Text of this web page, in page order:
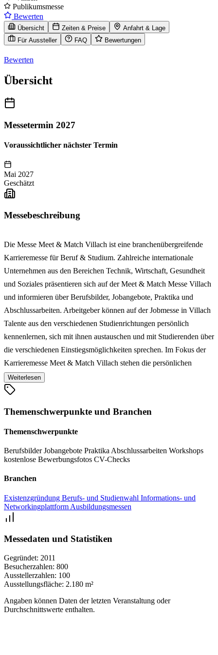
Publikumsmesse
Bewerten
Übersicht Zeiten & Preise
Anfahrt & Lage
Für Aussteller
FAQ Bewertungen
Bewerten
Übersicht
Messetermin 2027
Voraussichtlicher nächster Termin
Mai 2027
Geschätzt
Messebeschreibung
Die Messe Meet & Match Villach ist eine branchenübergreifende
Karrieremesse für Beruf & Studium. Zahlreiche internationale
Unternehmen aus den Bereichen Technik, Wirtschaft, Gesundheit
und Soziales präsentieren sich auf der Meet & Match Messe Villach
und informieren über Berufsbilder, Jobangebote, Praktika und
Abschlussarbeiten. Arbeitgeber können auf der Jobmesse in Villach
Talente aus den verschiedenen Studienrichtungen persönlich
kennenlernen, sich mit ihnen austauschen und mit Studierenden über
die verschiedenen Einstiegsmöglichkeiten sprechen. Im Fokus der
Karrieremesse Meet & Match Villach stehen die persönlichen
Gespräche an den Messeständen, Bewerbungsfoto-Shootings, CV
Checks und viele wertvolle Tipps und Informationen zu Beruf &
Weiterlesen
Themenschwerpunkte und Branchen
Themenschwerpunkte
BerufsbilderJobangebote Praktika Abschlussarbeiten Workshops
kostenlose Bewerbungsfotos CV-Checks
Branchen
Existenzgründung Berufs- und Studienwahl Informations- und
Networkingplattform Ausbildungsmessen
Messedaten und Statistiken
Gegründet: 2011
Besucherzahlen: 800
Ausstellerzahlen: 100
Ausstellungsfläche: 2.180 m²
Angaben können Daten der letzten Veranstaltung oder
Durchschnittswerte enthalten.